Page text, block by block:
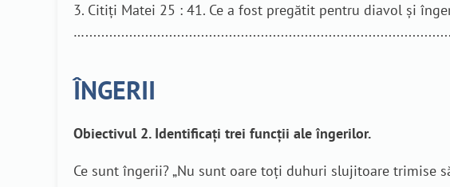
3. Citiți Matei 25 : 41. Ce a fost pregătit pentru diavol și
ÎNGERII
Obiectivul 2. Identificați trei funcții ale îngerilor.
Ce sunt îngerii? „Nu sunt oare toţi duhuri slujitoare trimise